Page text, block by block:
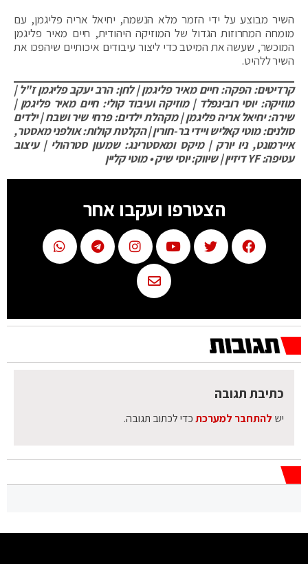
השיר מבוצע על ידי הזמר מלא הנשמה, יחיאל אריה פליגמן, עם
מומחה המחרוזות הגדול של המוזיקה היהודית, חיים מאיר פליגמן
המוכשר, שעשה את המיטב כדי ליצור עיבודים איכותיים שיהפכו את
השיר ללהיט.
קרדיטים: הפקה: חיים מאיר פליגמן | לחן: הרב יעקב פליגמן ז"ל |
מוזיקה: יוסי רובינפלד | מוזיקה ועיבוד קולי: חיים מאיר פליגמן |
שירה: יחיאל אריה פליגמן | מקהלת ילדים: פרחי שיר ושבח | ילדים
סולנים: מוטי קאליש ויידי בר-חורין | הקלטת קולות: אולפני מאסטר,
איירמונט, ניו יורק | מיקס ומאסטרינג: שמעון סטרהולי | עיצוב
עטיפה: YF דיזיין | שיווק: יוסי שיק • מוטי קליין
הצטרפו ועקבו אחר
כתיבת תגובה
יש להתחבר למערכתכדי לכתוב תגובה.